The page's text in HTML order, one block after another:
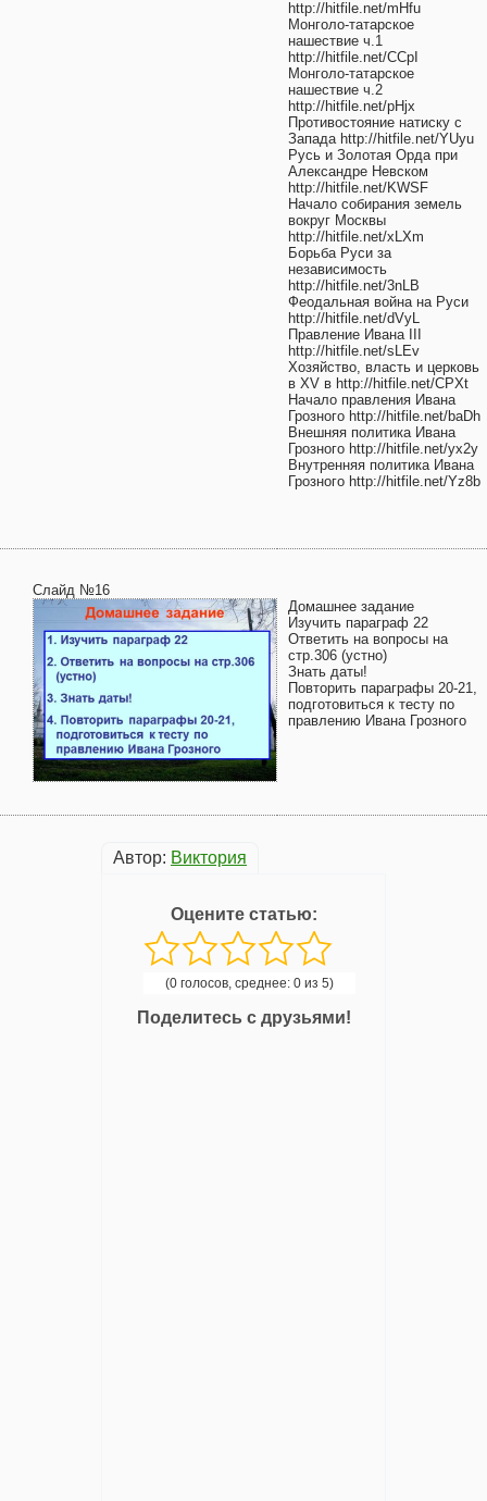
http://hitfile.net/mHfu
Монголо-татарское
нашествие ч.1
http://hitfile.net/CCpI
Монголо-татарское
нашествие ч.2
http://hitfile.net/pHjx
Противостояние натиску с
Запада http://hitfile.net/YUyu
Русь и Золотая Орда при
Александре Невском
http://hitfile.net/KWSF
Начало собирания земель
вокруг Москвы
http://hitfile.net/xLXm
Борьба Руси за
независимость
http://hitfile.net/3nLB
Феодальная война на Руси
http://hitfile.net/dVyL
Правление Ивана III
http://hitfile.net/sLEv
Хозяйство, власть и церковь
в XV в http://hitfile.net/CPXt
Начало правления Ивана
Грозного http://hitfile.net/baDh
Внешняя политика Ивана
Грозного http://hitfile.net/yx2y
Внутренняя политика Ивана
Грозного http://hitfile.net/Yz8b
Слайд №16
Домашнее задание
Изучить параграф 22
Ответить на вопросы на
стр.306 (устно)
Знать даты!
Повторить параграфы 20-21,
подготовиться к тесту по
правлению Ивана Грозного
Автор: Виктория
Оцените статью:
(0 голосов, среднее: 0 из 5)
Поделитесь с друзьями!